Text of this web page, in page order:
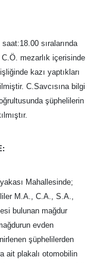
sıralarında
mezarlık içerisinde
kazı yaptıkları
C.Savcısına bilgi
şüphelilerin
Mahallesinde;
M.A., C.A., S.A.,
bulunan mağdur
evden
şüphelilerden
ait plakalı otomobilin